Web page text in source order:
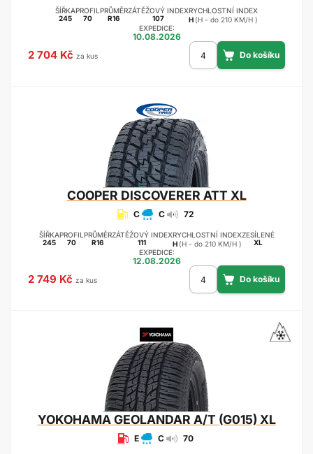
ŠÍŘKA
245
PROFIL
70
PRŮMĚR
R16
ZÁTĚŽOVÝ INDEX
107
RYCHLOSTNÍ INDEX
H (H - do 210 KM/H )
EXPEDICE:
10.08.2026
2 704 Kč za kus
COOPER DISCOVERER ATT XL
C C 72
ŠÍŘKA
245
PROFIL
70
PRŮMĚR
R16
ZÁTĚŽOVÝ INDEX
111
RYCHLOSTNÍ INDEX
H (H - do 210 KM/H )
ZESÍLENÉ
XL
EXPEDICE:
12.08.2026
2 749 Kč za kus
YOKOHAMAGEOLANDAR A/T (G015) XL
E C 70